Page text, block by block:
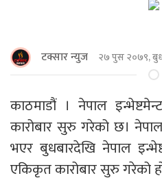
टक्सार न्युज २७ पुस २०७९,
काठमाडौं । नेपाल
कारोबार सुरु गरेको छ।
भएर बुधबारदेखि नेपाल
एकिकृत कारोबार सुरु गरेको